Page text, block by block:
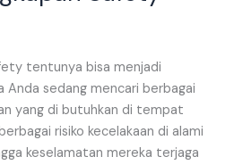
tentunya bisa menjadi
sedang mencari berbagai
yang di butuhkan di tempat
risiko kecelakaan di alami
keselamatan mereka terjaga